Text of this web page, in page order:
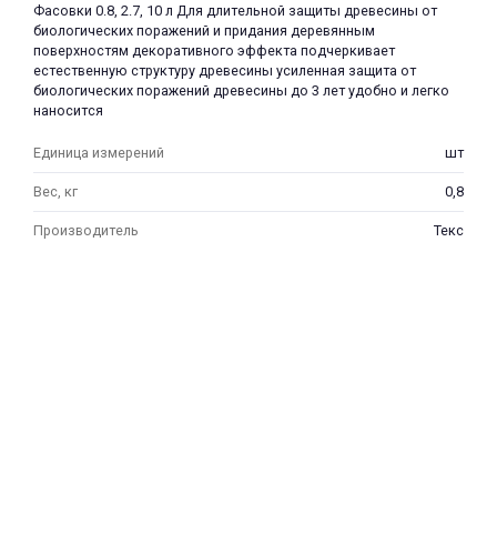
Фасовки 0.8, 2.7, 10 л Для длительной защиты древесины от
биологических поражений и придания деревянным
поверхностям декоративного эффекта подчеркивает
естественную структуру древесины усиленная защита от
биологических поражений древесины до 3 лет удобно и легко
наносится
Единица измерений шт
Вес, кг 0,8
Производитель Текс